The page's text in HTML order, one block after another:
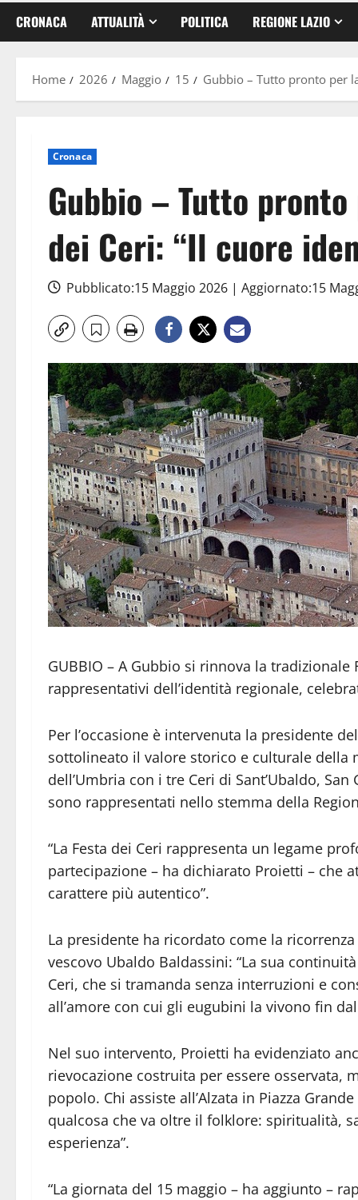
CRONACA ATTUALITÀ POLITICA REGIONE LAZIO
Home 2026 Maggio 15 Gubbio – Tutto pronto per
Cronaca
Gubbio – Tutto
dei Ceri: “Il cuore
Pubblicato:15 Maggio 2026 | Aggiornato:15
GUBBIO – A Gubbio si rinnova la
rappresentativi dell’identità regionale,
Per l’occasione è intervenuta la presidente
sottolineato il valore storico e culturale della
dell’Umbria con i tre Ceri di Sant’Ubaldo,
sono rappresentati nello stemma della
“La Festa dei Ceri rappresenta un legame
partecipazione – ha dichiarato Proietti – che
carattere più autentico”.
La presidente ha ricordato come la
vescovo Ubaldo Baldassini: “La sua
Ceri, che si tramanda senza interruzioni e
all’amore con cui gli eugubini la vivono fin
Nel suo intervento, Proietti ha evidenziato
rievocazione costruita per essere osservata,
popolo. Chi assiste all’Alzata in Piazza
qualcosa che va oltre il folklore: spiritualità,
esperienza”.
“La giornata del 15 maggio – ha aggiunto –